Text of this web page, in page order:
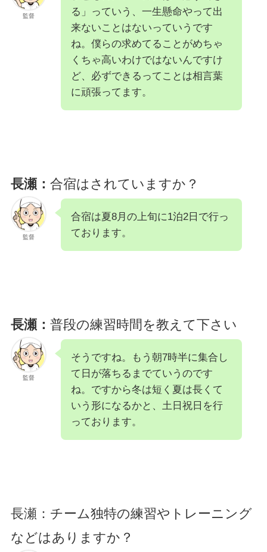
監督
る」っていう、一生懸命やって出
来ないことはないっていうです
ね。僕らの求めてることがめちゃ
くちゃ高いわけではないんですけ
ど、必ずできるってことは相言葉
に頑張ってます。
長瀬： 合宿はされていますか？
監督
合宿は夏8月の上旬に1泊2日で行っ
ております。
長瀬： 普段の練習時間を教えて下さい
監督
そうですね。もう朝7時半に集合し
て日が落ちるまでていうのです
ね。ですから冬は短く夏は長くて
いう形になるかと、土日祝日を行
っております。
長瀬：チーム独特の練習やトレーニング
などはありますか？